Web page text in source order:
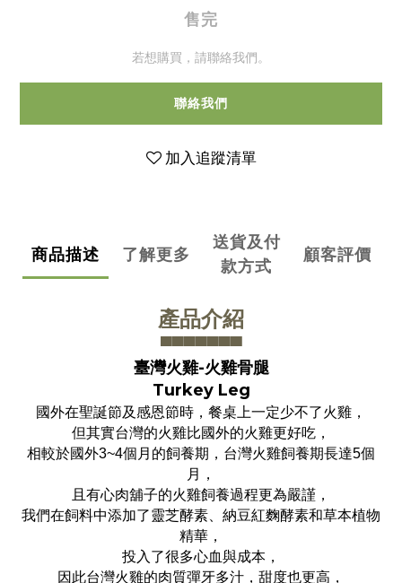
售完
若想購買，請聯絡我們。
聯絡我們
加入追蹤清單
商品描述 了解更多
送貨及付
款方式
顧客評價
產品介紹
▀▀▀▀▀▀▀
臺灣火雞-火雞骨腿
Turkey Leg
國外在聖誕節及感恩節時，餐桌上一定少不了火雞，
但其實台灣的火雞比國外的火雞更好吃，
相較於國外3~4個月的飼養期，台灣火雞飼養期長達5個
月，
且有心肉舖子的火雞飼養過程更為嚴謹，
我們在飼料中添加了靈芝酵素、納豆紅麴酵素和草本植物
精華，
投入了很多心血與成本，
因此台灣火雞的肉質彈牙多汁，甜度也更高，